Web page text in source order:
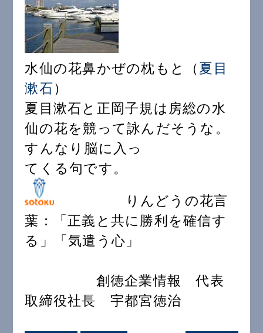
水仙の花鼻かぜの枕もと（夏目
漱石）
夏目漱石と正岡子規は房総の水
仙の花を競って詠んだそうな。
すんなり脳に入っ
てくる句です。
りんどうの花言
葉：「正義と共に勝利を確信す
る」「気遣う心」
創徳企業情報 代表
取締役社長 宇都宮徳治